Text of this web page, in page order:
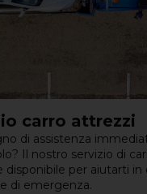
carro attrezzi
di assistenza
Il nostro servizio di
disponibile per aiutarti in
di emergenza.